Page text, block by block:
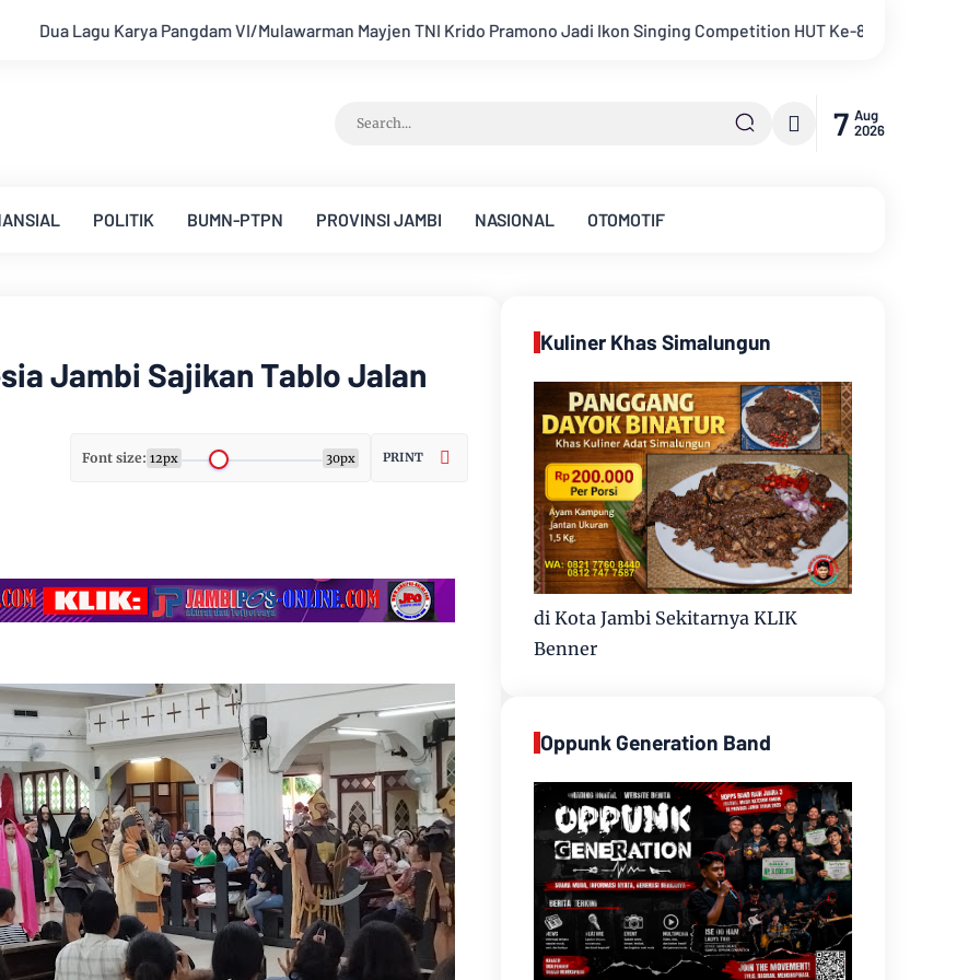
Krido Pramono Jadi Ikon Singing Competition HUT Ke-81 RI Kejati Jambi Serahkan Dua Tersangka Korupsi Pengadaan
7 Aug
2026
POLITIK BUMN-PTPN PROVINSI JAMBI NASIONAL OTOMOTIF
Jambi Sajikan Tablo Jalan
Font size: 12px 30px PRINT
Kuliner Khas Simalungun
di Kota Jambi Sekitarnya KLIK
Benner
Oppunk Generation Band